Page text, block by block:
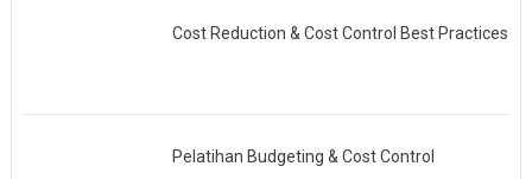
Cost Reduction & Cost Control Best Practices
Pelatihan Budgeting & Cost Control